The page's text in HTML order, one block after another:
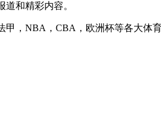
和精彩内容。
，NBA，CBA，欧洲杯等各大体育